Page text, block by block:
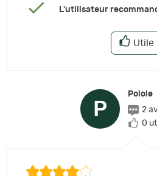
L'utilisateur
Utile
P
Polole
2
0